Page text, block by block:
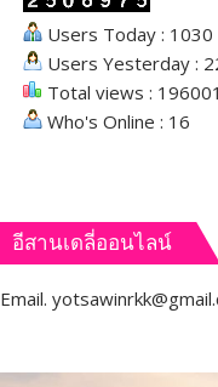
Users Today : 1030
Users Yesterday :
Total views :
Who's Online : 16
อีสานเดลี่ออนไลน์
Email.